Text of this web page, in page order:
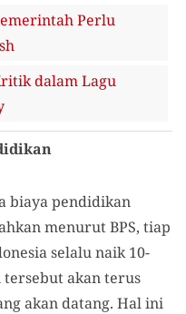
Perlu
dalam Lagu
biaya pendidikan
menurut BPS, tiap
selalu naik 10-
tersebut akan terus
akan datang. Hal ini